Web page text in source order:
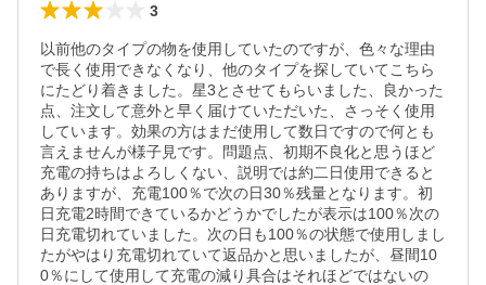
3
以前他のタイプの物を使用していたのですが、色々な理由
で長く使用できなくなり、他のタイプを探していてこちら
にたどり着きました。星3とさせてもらいました、良かった
点、注文して意外と早く届けていただいた、さっそく使用
しています。効果の方はまだ使用して数日ですので何とも
言えませんが様子見です。問題点、初期不良化と思うほど
充電の持ちはよろしくない、説明では約二日使用できると
ありますが、充電100％で次の日30％残量となります。初
日充電2時間できているかどうかでしたが表示は100％次の
日充電切れていました。次の日も100％の状態で使用しまし
たがやはり充電切れていて返品かと思いましたが、昼間10
0％にして使用して充電の減り具合はそれほどではないの